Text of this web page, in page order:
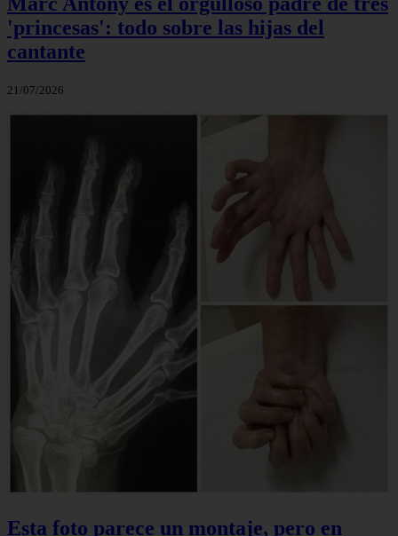
'princesas': todo sobre las hijas del
cantante
21/07/2026
Esta foto parece un montaje, pero en